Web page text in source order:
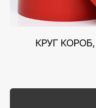
КРУГ
Наш канал в